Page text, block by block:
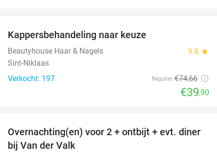
Kappersbehandeling naar keuze
Beautyhouse Haar & Nagels 9.8 star
Sint-Niklaas
Verkocht: 197
Regulier €74,66
€39,90
51%
Overnachting(en) voor 2 + ontbijt + evt. diner
bij Van der Valk